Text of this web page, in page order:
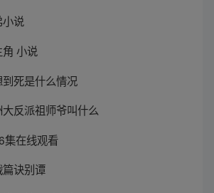
说
小说
死是什么情况
反派祖师爷叫什么
集在线观看
诀别谭